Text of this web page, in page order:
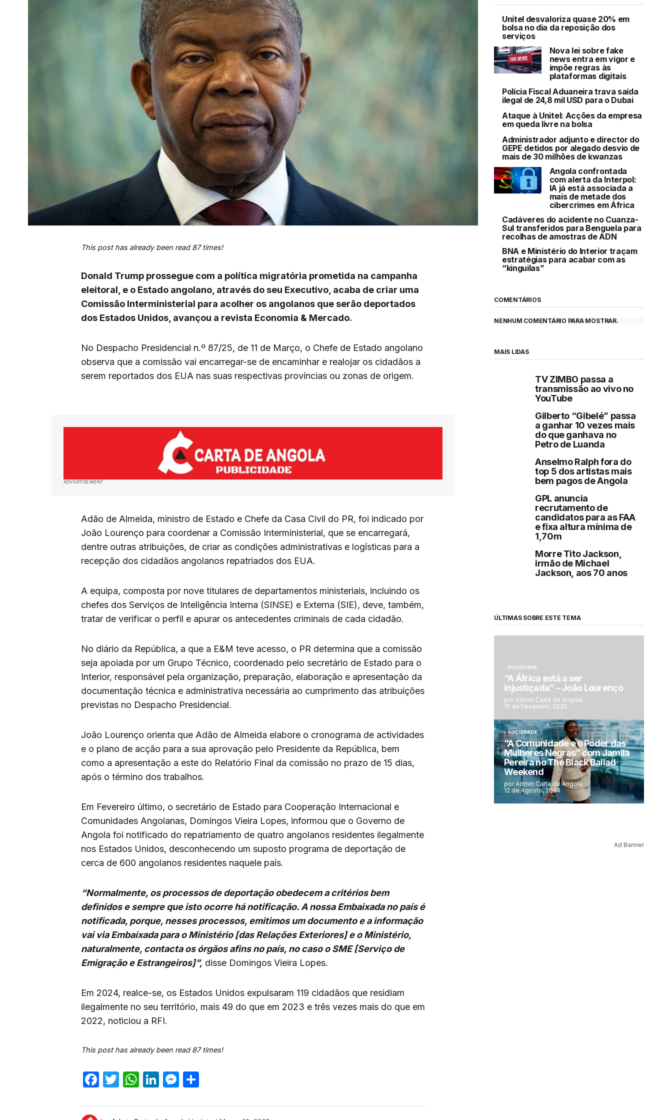
This post has already been read 87 times!
Donald Trump prossegue com a política migratória prometida na campanha
eleitoral, e o Estado angolano, através do seu Executivo, acaba de criar uma
Comissão Interministerial para acolher os angolanos que serão deportados
dos Estados Unidos, avançou a revista Economia & Mercado.
No Despacho Presidencial n.º 87/25, de 11 de Março, o Chefe de Estado angolano
observa que a comissão vai encarregar-se de encaminhar e realojar os cidadãos a
serem reportados dos EUA nas suas respectivas províncias ou zonas de origem.
ADVERTISEMENT
Adão de Almeida, ministro de Estado e Chefe da Casa Civil do PR, foi indicado por
João Lourenço para coordenar a Comissão Interministerial, que se encarregará,
dentre outras atribuições, de criar as condições administrativas e logísticas para a
recepção dos cidadãos angolanos repatriados dos EUA.
A equipa, composta por nove titulares de departamentos ministeriais, incluindo os
chefes dos Serviços de Inteligência Interna (SINSE) e Externa (SIE), deve, também,
tratar de verificar o perfil e apurar os antecedentes criminais de cada cidadão.
No diário da República, a que a E&M teve acesso, o PR determina que a comissão
seja apoiada por um Grupo Técnico, coordenado pelo secretário de Estado para o
Interior, responsável pela organização, preparação, elaboração e apresentação da
documentação técnica e administrativa necessária ao cumprimento das atribuições
previstas no Despacho Presidencial.
João Lourenço orienta que Adão de Almeida elabore o cronograma de actividades
e o plano de acção para a sua aprovação pelo Presidente da República, bem
como a apresentação a este do Relatório Final da comissão no prazo de 15 dias,
após o término dos trabalhos.
Em Fevereiro último, o secretário de Estado para Cooperação Internacional e
Comunidades Angolanas, Domingos Vieira Lopes, informou que o Governo de
Angola foi notificado do repatriamento de quatro angolanos residentes ilegalmente
nos Estados Unidos, desconhecendo um suposto programa de deportação de
cerca de 600 angolanos residentes naquele país.
“Normalmente, os processos de deportação obedecem a critérios bem
definidos e sempre que isto ocorre há notificação. A nossa Embaixada no país é
notificada, porque, nesses processos, emitimos um documento e a informação
vai via Embaixada para o Ministério [das Relações Exteriores] e o Ministério,
naturalmente, contacta os órgãos afins no país, no caso o SME [Serviço de
Emigração e Estrangeiros]”, disse Domingos Vieira Lopes.
Em 2024, realce-se, os Estados Unidos expulsaram 119 cidadãos que residiam
ilegalmente no seu território, mais 49 do que em 2023 e três vezes mais do que em
2022, noticiou a RFI.
This post has already been read 87 times!
Facebook
Twitter
WhatsApp
LinkedIn
Messenger
Unitel desvaloriza quase 20% em
bolsa no dia da reposição dos
serviços
Nova lei sobre fake
news entra em vigor e
impõe regras às
plataformas digitais
Polícia Fiscal Aduaneira trava saída
ilegal de 24,8 mil USD para o Dubai
Ataque à Unitel: Acções da empresa
em queda livre na bolsa
Administrador adjunto e director do
GEPE detidos por alegado desvio de
mais de 30 milhões de kwanzas
Angola confrontada
com alerta da Interpol:
IA já está associada a
mais de metade dos
cibercrimes em África
Cadáveres do acidente no Cuanza-
Sul transferidos para Benguela para
recolhas de amostras de ADN
BNA e Ministério do Interior traçam
estratégias para acabar com as
“kinguilas”
COMENTÁRIOS
NENHUM COMENTÁRIO PARA MOSTRAR.
MAIS LIDAS
TV ZIMBO passa a
transmissão ao vivo no
YouTube
Gilberto “Gibelé” passa
a ganhar 10 vezes mais
do que ganhava no
Petro de Luanda
Anselmo Ralph fora do
top 5 dos artistas mais
bem pagos de Angola
GPL anuncia
recrutamento de
candidatos para as FAA
e fixa altura mínima de
1,70m
Morre Tito Jackson,
irmão de Michael
Jackson, aos 70 anos
ÚLTIMAS SOBRE ESTE TEMA
SOCIEDADE
“A África está a ser
injustiçada” – João Lourenço
por Admin Carta de Angola.
15 de Fevereiro, 2025
SOCIEDADE
“A Comunidade e o Poder das
Mulheres Negras” com Jamila
Pereira no The Black Ballad
Weekend
por Admin Carta de Angola.
12 de Agosto, 2024
Ad Banner